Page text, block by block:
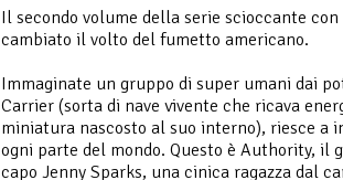
Il secondo volume della serie scioccante
cambiato il volto del fumetto americano.
Immaginate un gruppo di super umani dai
Carrier (sorta di nave vivente che ricava
miniatura nascosto al suo interno), riesce a
ogni parte del mondo. Questo è Authority, il
capo Jenny Sparks, una cinica ragazza dal